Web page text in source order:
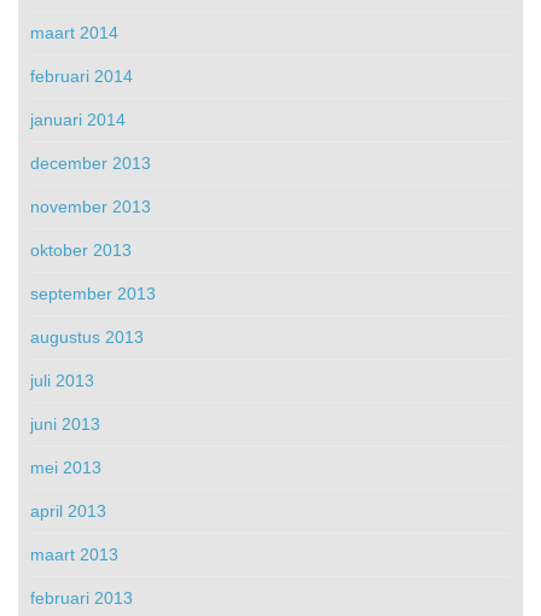
maart 2014
februari 2014
januari 2014
december 2013
november 2013
oktober 2013
september 2013
augustus 2013
juli 2013
juni 2013
mei 2013
april 2013
maart 2013
februari 2013